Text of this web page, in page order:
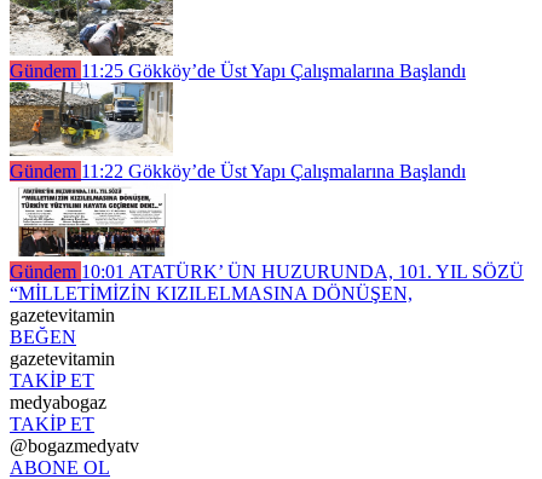
Gündem 11:25 Gökköy’de Üst Yapı Çalışmalarına Başlandı
Gündem 11:22 Gökköy’de Üst Yapı Çalışmalarına Başlandı
Gündem 10:01 ATATÜRK’ ÜN HUZURUNDA, 101. YIL SÖZÜ
“MİLLETİMİZİN KIZILELMASINA DÖNÜŞEN,
gazetevitamin
BEĞEN
gazetevitamin
TAKİP ET
medyabogaz
TAKİP ET
@bogazmedyatv
ABONE OL